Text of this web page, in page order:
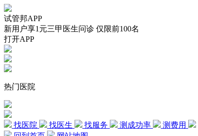
试管邦APP
新用户享1元三甲医生问诊 仅限前100名
打开APP
热门医院
找医院 找医生 找服务 测成功率 测费用